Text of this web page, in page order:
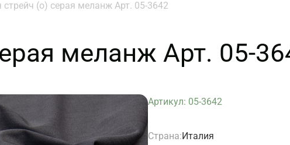
(о) серая меланж Арт. 05-3642
меланж Арт. 05-
Артикул: 05-3642
Страна:Италия